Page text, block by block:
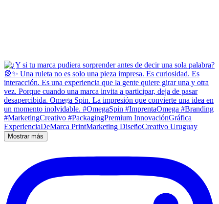
Mostrar más